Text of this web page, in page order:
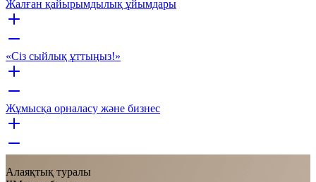
Жалған қайырымдылық ұйымдары
«Сіз сыйлық ұттыңыз!»
Жұмысқа орналасу және бизнес
Алаяқтық туралы